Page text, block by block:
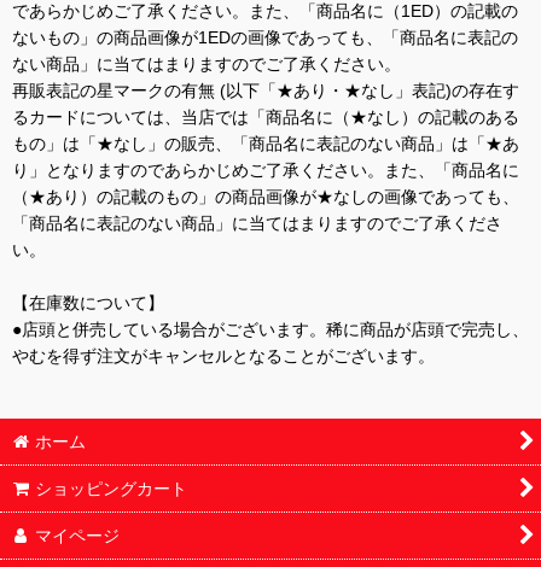
であらかじめご了承ください。また、「商品名に（1ED）の記載の
ないもの」の商品画像が1EDの画像であっても、「商品名に表記の
ない商品」に当てはまりますのでご了承ください。
再販表記の星マークの有無 (以下「★あり・★なし」表記)の存在す
るカードについては、当店では「商品名に（★なし）の記載のある
もの」は「★なし」の販売、「商品名に表記のない商品」は「★あ
り」となりますのであらかじめご了承ください。また、「商品名に
（★あり）の記載のもの」の商品画像が★なしの画像であっても、
「商品名に表記のない商品」に当てはまりますのでご了承くださ
い。
【在庫数について】
●店頭と併売している場合がございます。稀に商品が店頭で完売し、
やむを得ず注文がキャンセルとなることがございます。
ホーム
ショッピングカート
マイページ